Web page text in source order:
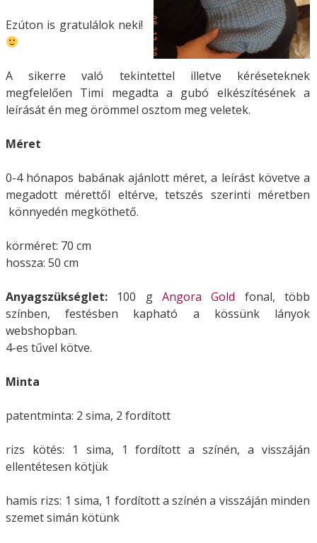
Ezúton is gratulálok neki!
A sikerre való tekintettel illetve kéréseteknek
megfelelően Timi megadta a gubó elkészítésének a
leírását én meg örömmel osztom meg veletek.
Méret
0-4 hónapos babának ajánlott méret, a leírást követve a
megadott mérettől eltérve, tetszés szerinti méretben
könnyedén megköthető.
körméret: 70 cm
hossza: 50 cm
Anyagszükséglet: 100 g Angora Gold fonal, több
színben, festésben kapható a kössünk lányok
webshopban.
4-es tűvel kötve.
Minta
patentminta: 2 sima, 2 fordított
rizs kötés: 1 sima, 1 fordított a színén, a visszáján
ellentétesen kötjük
hamis rizs: 1 sima, 1 fordított a színén a visszáján minden
szemet simán kötünk